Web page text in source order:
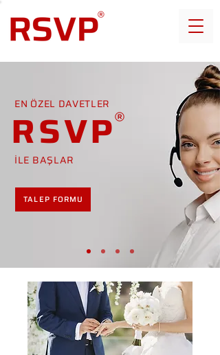
EN ÖZEL DAVETLER
RSVP
İLE BAŞLAR
TALEP FORMU